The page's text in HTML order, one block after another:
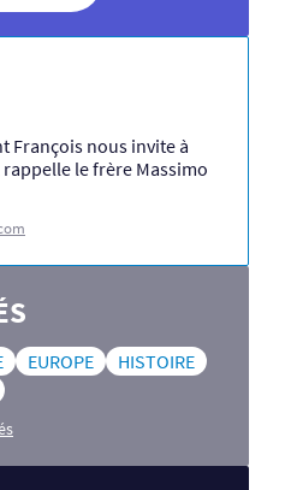
François nous invite à
le frère Massimo
EUROPE
HISTOIRE